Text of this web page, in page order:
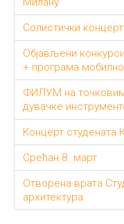
Солистички
Објављени
+ програма
ФИЛУМ на
дувачке
Концерт студената
Срећан 8. март
Отворена врата
архитектурa